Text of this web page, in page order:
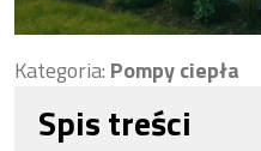
Kategoria: Pompy ciepła
Spis treści